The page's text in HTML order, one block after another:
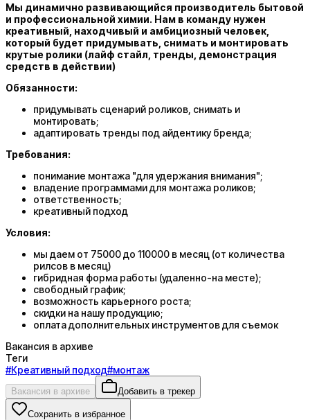
Мы динамично развивающийся производитель бытовой
и профессиональной химии. Нам в команду нужен
креативный, находчивый и амбициозный человек,
который будет придумывать, снимать и монтировать
крутые ролики (лайф стайл, тренды, демонстрация
средств в действии)
Обязанности:
придумывать сценарий роликов, снимать и
монтировать;
адаптировать тренды под айдентику бренда;
Требования:
понимание монтажа "для удержания внимания";
владение программами для монтажа роликов;
ответственность;
креативный подход
Условия:
мы даем от 75000 до 110000 в месяц (от количества
рилсов в месяц)
гибридная форма работы (удаленно-на месте);
свободный график;
возможность карьерного роста;
скидки на нашу продукцию;
оплата дополнительных инструментов для съемок
Вакансия в архиве
Теги
#Креативный подход#монтаж
Вакансия в архиве Добавить в трекер
Сохранить в избранное